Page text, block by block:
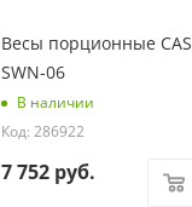
Весы порционные CAS
SWN-06
В наличии
Код: 286922
7 752 руб.